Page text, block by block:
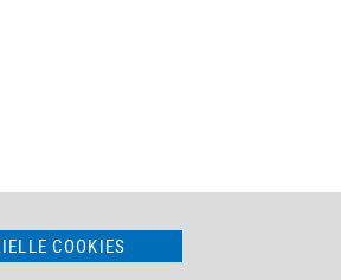
COOKIES